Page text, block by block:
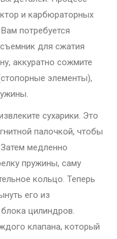
и карбюраторных
потребуется
для сжатия
аккуратно сожмите
элементы),
сухарики. Это
палочкой, чтобы
Затем медленно
пружины, саму
кольцо. Теперь
его из
цилиндров.
клапана, который